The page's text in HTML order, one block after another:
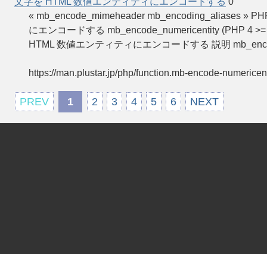
« mb_encode_mimeheader mb_encoding_aliases »
にエンコードする mb_encode_numericentity (PHP 4
HTML 数値エンティティにエンコードする 説明
https://man.plustar.jp/php/function.mb-encode-
PREV 1 2 3 4 5 6 NEXT